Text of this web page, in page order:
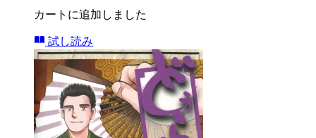
カートに追加しました
試し読み